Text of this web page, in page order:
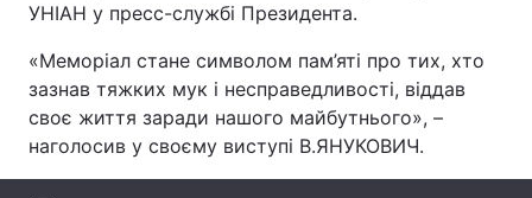
УНІАН у пресс-службі Президента.
«Меморіал стане символом пам’яті про тих, хто
зазнав тяжких мук і несправедливості, віддав
своє життя заради нашого майбутнього», –
наголосив у своєму виступі В.ЯНУКОВИЧ.